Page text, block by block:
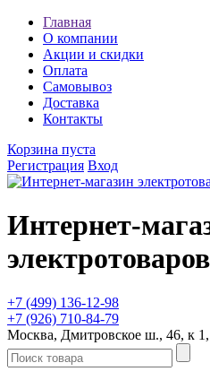
Главная
О компании
Акции и скидки
Оплата
Самовывоз
Доставка
Контакты
Корзина пуста
Регистрация Вход
Интернет-
электротоваров
+7 (499) 136-12-98
+7 (926) 710-84-79
Москва, Дмитровское ш., 46, к